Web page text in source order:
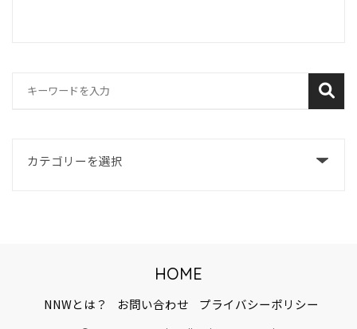
HOME
NNWとは？ お問い合わせ プライバシーポリシー